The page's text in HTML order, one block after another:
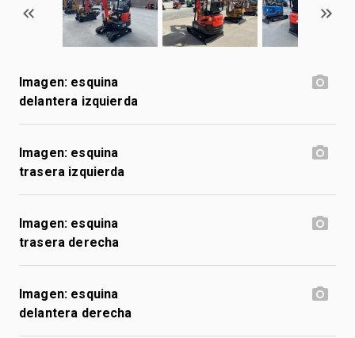
Imagen: esquina
delantera izquierda
Imagen: esquina
trasera izquierda
Imagen: esquina
trasera derecha
Imagen: esquina
delantera derecha